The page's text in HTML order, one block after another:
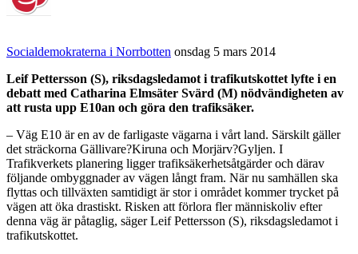
Socialdemokraterna i Norrbotten onsdag 5 mars 2014
Leif Pettersson (S), riksdagsledamot i trafikutskottet lyfte i en
debatt med Catharina Elmsäter Svärd (M) nödvändigheten av
att rusta upp E10an och göra den trafiksäker.
– Väg E10 är en av de farligaste vägarna i vårt land. Särskilt gäller
det sträckorna Gällivare?Kiruna och Morjärv?Gyljen. I
Trafikverkets planering ligger trafiksäkerhetsåtgärder och därav
följande ombyggnader av vägen långt fram. När nu samhällen ska
flyttas och tillväxten samtidigt är stor i området kommer trycket på
vägen att öka drastiskt. Risken att förlora fler människoliv efter
denna väg är påtaglig, säger Leif Pettersson (S), riksdagsledamot i
trafikutskottet.